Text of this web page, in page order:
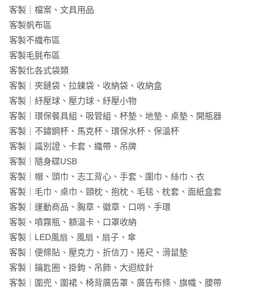
客製｜檔案、文具用品
客製帆布區
客製不織布區
客製毛氈布區
客製化各式袋類
客製｜夾鏈袋、拉鍊袋、收納袋、收納盒
客製｜紓壓球、壓力球、紓壓小物
客製｜環保餐具組、吸管組、杯墊、地墊、桌墊、開瓶器
客製｜不鏽鋼杯、馬克杯、環保水杯、保溫杯
客製｜識別證、卡套、織帶、吊牌
客製｜隨身碟USB
客製｜帽、頭巾、志工背心、手套、圍巾、絲巾、衣
客製｜毛巾、桌巾、頸枕、抱枕、毛毯、枕套、面紙盒套
客製｜運動商品、胸章、徽章、口哨、手環
客製、噴霧瓶、額溫卡、口罩收納
客製｜LED風扇、風扇、扇子、傘
客製｜便條貼、壓克力、折信刀、捲尺、滑鼠墊
客製｜鑰匙圈、掛鉤、吊飾、大迴紋針
客製｜圍兜、圍裙、椅背廣告罩、廣告布條、旗幟、腰帶